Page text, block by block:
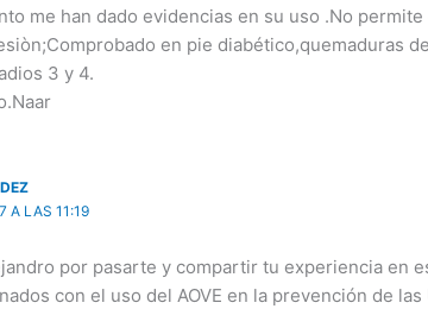
me han dado evidencias en su uso .No
en pie diabético,quemaduras
3 y 4.
A LAS 11:19
por pasarte y compartir tu experiencia en
con el uso del AOVE en la prevención de